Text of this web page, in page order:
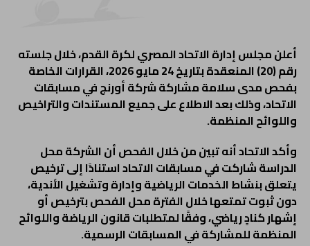
أعلن مجلس إدارة الاتحاد المصري لكرة القدم، خلال جلسته
رقم (20) المنعقدة بتاريخ 24 مايو 2026، القرارات الخاصة
بفحص مدى سلامة مشاركة شركة أورنج في مسابقات
الاتحاد، وذلك بعد الاطلاع على جميع المستندات والتراخيص
واللوائح المنظمة.
وأكد الاتحاد أنه تبين من خلال الفحص أن الشركة محل
الدراسة شاركت في مسابقات الاتحاد استنادًا إلى ترخيص
يتعلق بنشاط الخدمات الرياضية وإدارة وتشغيل الأندية،
دون ثبوت تمتعها خلال الفترة محل الفحص بترخيص أو
إشهار كنادٍ رياضي، وفقًا لمتطلبات قانون الرياضة واللوائح
المنظمة للمشاركة في المسابقات الرسمية.